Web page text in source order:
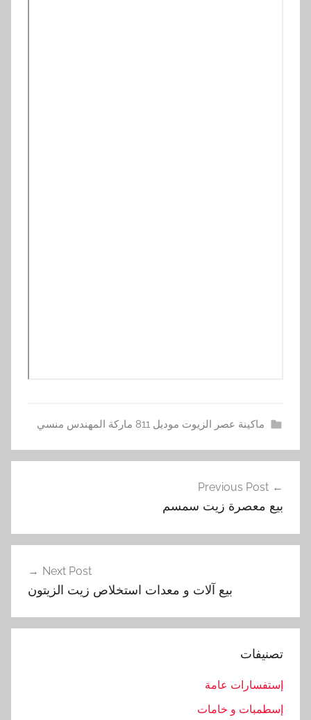
ماكينة عصر الزيوت موديل 811 ماركة المهندس منسي
ا
ي
ت
,
م
ع
ا
المقالات
Previous Post
بيع معصرة زيت سمسم
Next Post
‫بيع آلات و معدات استخلاص زيت الزيتون‬
تصنيفات
إستفسارات عامة
إسطمبات و خامات